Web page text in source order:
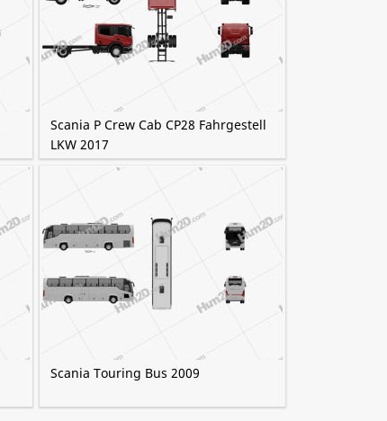
Scania P Crew Cab CP28 Fahrgestell
LKW 2017
Scania Touring Bus 2009